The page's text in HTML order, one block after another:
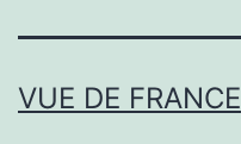
VUE DE FRANCE